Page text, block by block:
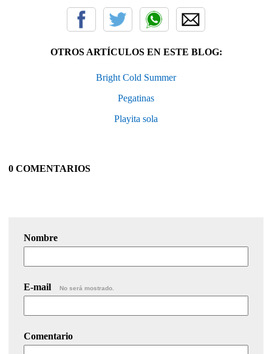
OTROS ARTÍCULOS EN ESTE BLOG:
Bright Cold Summer
Pegatinas
Playita sola
0 COMENTARIOS
Nombre
E-mail No será mostrado.
Comentario